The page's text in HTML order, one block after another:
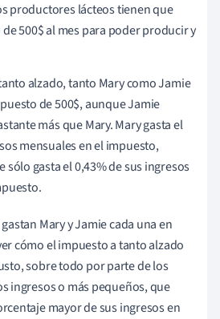
productores lácteos tienen que
500$ al mes para poder producir y
alzado, tanto Mary como Jamie
de 500$, aunque Jamie
más que Mary. Mary gasta el
mensuales en el impuesto,
sólo gasta el 0,43% de sus ingresos
Mary y Jamie cada una en
cómo el impuesto a tanto alzado
sobre todo por parte de los
ingresos o más pequeños, que
mayor de sus ingresos en